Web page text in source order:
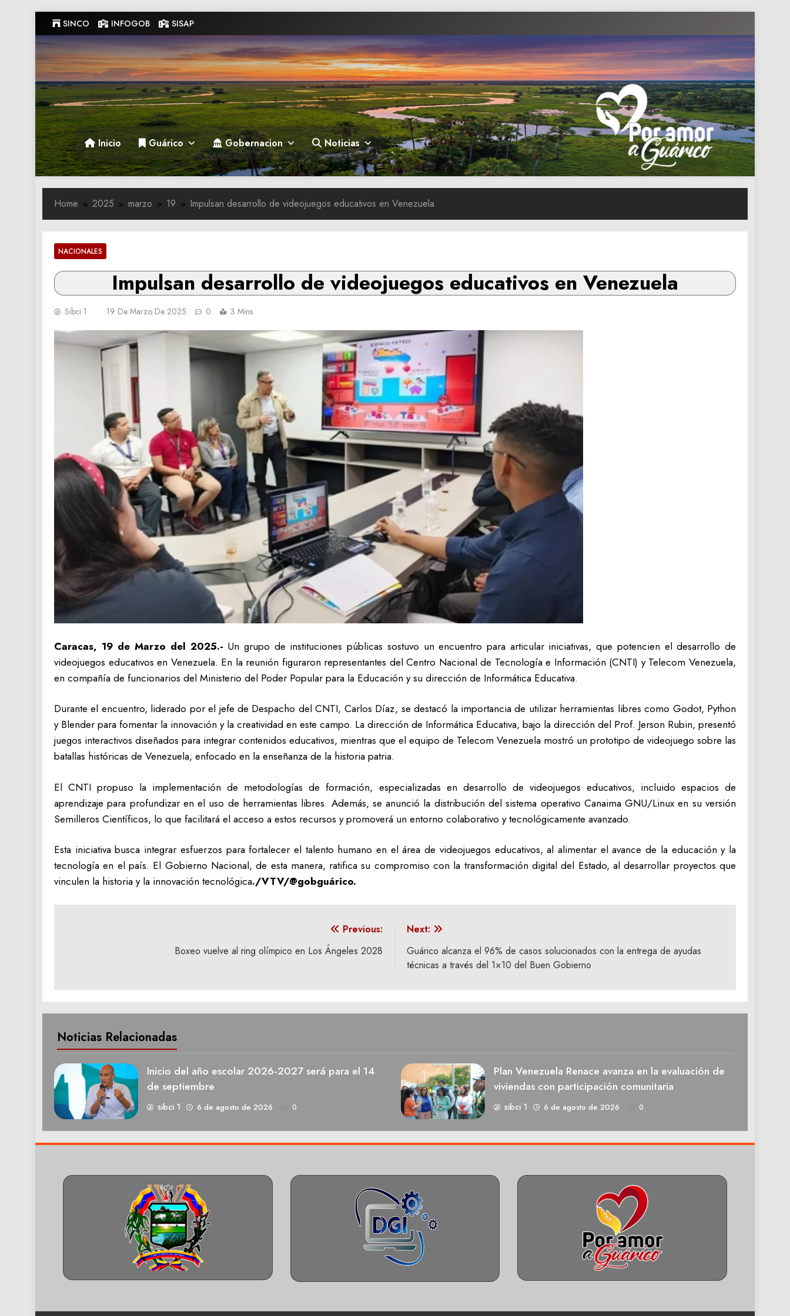
to
content
SINCO INFOGOB SISAP
Gobernacion de Guarico
Gobernacion de Guarico
Inicio Guárico Gobernacion Noticias
Home 2025 marzo 19 Impulsan desarrollo de videojuegos educativos en Venezuela
NACIONALES
Impulsan desarrollo de videojuegos educativos en Venezuela
Sibci 1 19 De Marzo De 2025 0 3 Mins
Caracas, 19 de Marzo del 2025.- Un grupo de instituciones públicas sostuvo un encuentro para articular iniciativas, que potencien el desarrollo de
videojuegos educativos en Venezuela. En la reunión figuraron representantes del Centro Nacional de Tecnología e Información (CNTI) y Telecom Venezuela,
en compañía de funcionarios del Ministerio del Poder Popular para la Educación y su dirección de Informática Educativa.
Durante el encuentro, liderado por el jefe de Despacho del CNTI, Carlos Díaz, se destacó la importancia de utilizar herramientas libres como Godot, Python
y Blender para fomentar la innovación y la creatividad en este campo. La dirección de Informática Educativa, bajo la dirección del Prof. Jerson Rubin, presentó
juegos interactivos diseñados para integrar contenidos educativos, mientras que el equipo de Telecom Venezuela mostró un prototipo de videojuego sobre las
batallas históricas de Venezuela, enfocado en la enseñanza de la historia patria.
El CNTI propuso la implementación de metodologías de formación, especializadas en desarrollo de videojuegos educativos, incluido espacios de
aprendizaje para profundizar en el uso de herramientas libres. Además, se anunció la distribución del sistema operativo Canaima GNU/Linux en su versión
Semilleros Científicos, lo que facilitará el acceso a estos recursos y promoverá un entorno colaborativo y tecnológicamente avanzado.
Esta iniciativa busca integrar esfuerzos para fortalecer el talento humano en el área de videojuegos educativos, al alimentar el avance de la educación y la
tecnología en el país. El Gobierno Nacional, de esta manera, ratifica su compromiso con la transformación digital del Estado, al desarrollar proyectos que
vinculen la historia y la innovación tecnológica./VTV/@gobguárico.
Previous:
Boxeo vuelve al ring olímpico en Los Ángeles 2028
Next:
Guárico alcanza el 96% de casos solucionados con la entrega de ayudas
técnicas a través del 1×10 del Buen Gobierno
Noticias Relacionadas
Inicio del año escolar 2026-2027 será para el 14
de septiembre
sibci 1 6 de agosto de 2026 0
Plan Venezuela Renace avanza en la evaluación de
viviendas con participación comunitaria
sibci 1 6 de agosto de 2026 0